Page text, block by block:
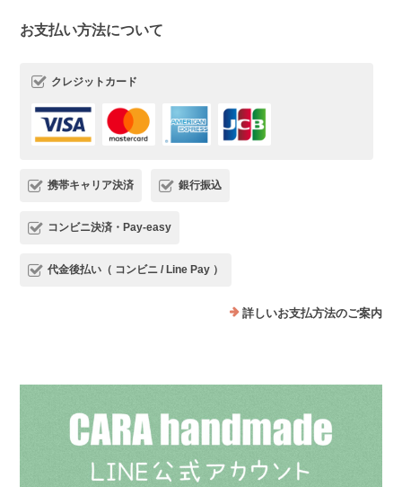
お支払い方法について
クレジットカード
携帯キャリア決済 銀行振込
コンビニ決済・Pay-easy
代金後払い（ コンビニ / Line Pay ）
詳しいお支払方法のご案内